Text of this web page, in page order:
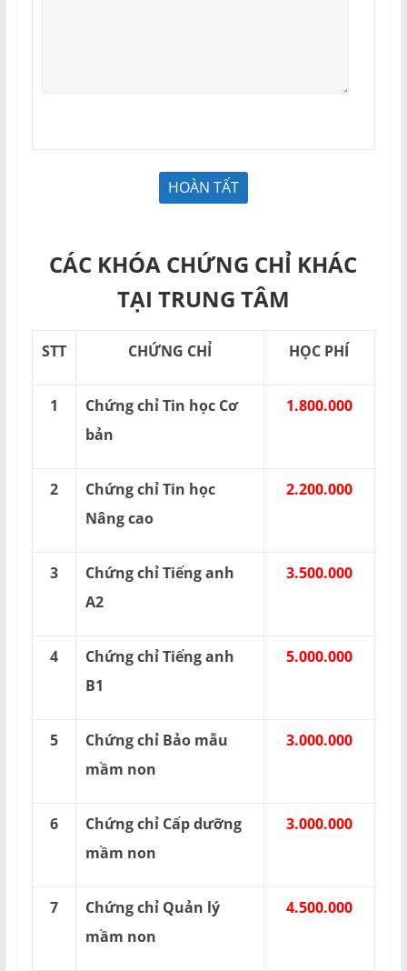
CÁC KHÓA CHỨNG CHỈ KHÁC
TẠI TRUNG TÂM
STT CHỨNG CHỈ HỌC PHÍ
1
Chứng chỉ Tin học Cơ
bản
1.800.000
2
Chứng chỉ Tin học
Nâng cao
2.200.000
3
Chứng chỉ Tiếng anh
A2
3.500.000
4
Chứng chỉ Tiếng anh
B1
5.000.000
5
Chứng chỉ Bảo mẫu
mầm non
3.000.000
6
Chứng chỉ Cấp dưỡng
mầm non
3.000.000
7
Chứng chỉ Quản lý
mầm non
4.500.000